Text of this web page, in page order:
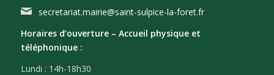
secretariat.mairie@saint-sulpice-la-foret.fr
Horaires d’ouverture – Accueil physique et
téléphonique :
Lundi : 14h-18h30